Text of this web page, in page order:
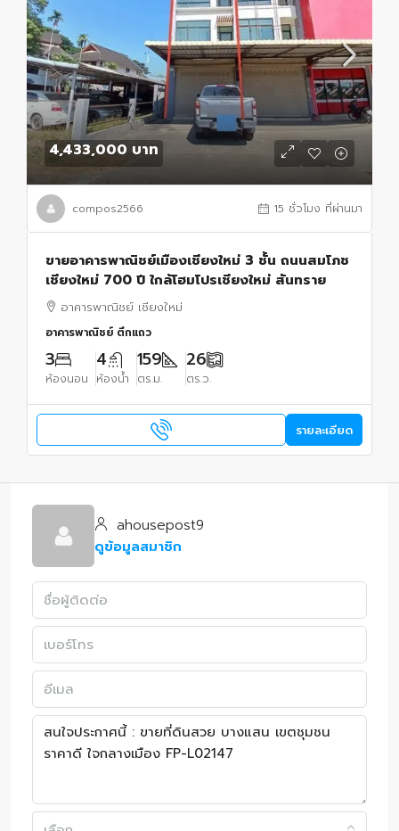
4,433,000 บาท
compos2566 15 ชั่วโมง ที่ผ่านมา
ขายอาคารพาณิชย์เมืองเชียงใหม่ 3 ชั้น ถนนสมโภช
เชียงใหม่ 700 ปี ใกล้โฮมโปรเชียงใหม่ สันทราย
อาคารพาณิชย์ เชียงใหม่
อาคารพาณิชย์ ตึกแถว
3
ห้องนอน
4
ห้องน้ำ
159
ตร.ม.
26
ตร.ว.
รายละเอียด
ahousepost9
ดูข้อมูลสมาชิก